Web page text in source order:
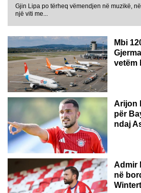
Gjin Lipa po tërheq vëmendjen në muzikë,
një viti me...
GJERMANI
Mbi
vetëm
Arijon
për
ndaj
ZVICËR
Admir
në